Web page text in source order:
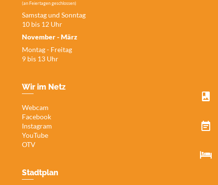
(an Feiertagen geschlossen)
Samstag und Sonntag
10 bis 12 Uhr
November - März
Montag - Freitag
9 bis 13 Uhr
Wir im Netz
Webcam
Facebook
Instagram
YouTube
OTV
Stadtplan